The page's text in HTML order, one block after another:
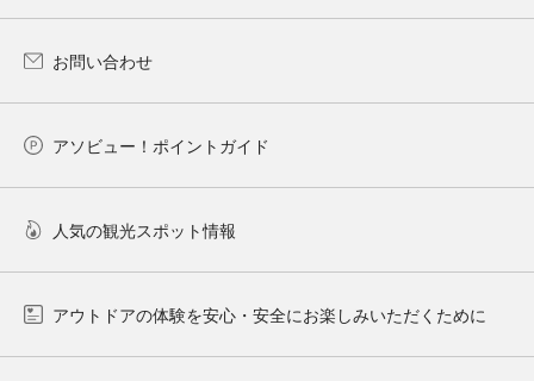
お問い合わせ
アソビュー！ポイントガイド
人気の観光スポット情報
アウトドアの体験を安心・安全にお楽しみいただくために